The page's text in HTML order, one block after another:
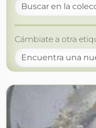
Cámbiate a otra